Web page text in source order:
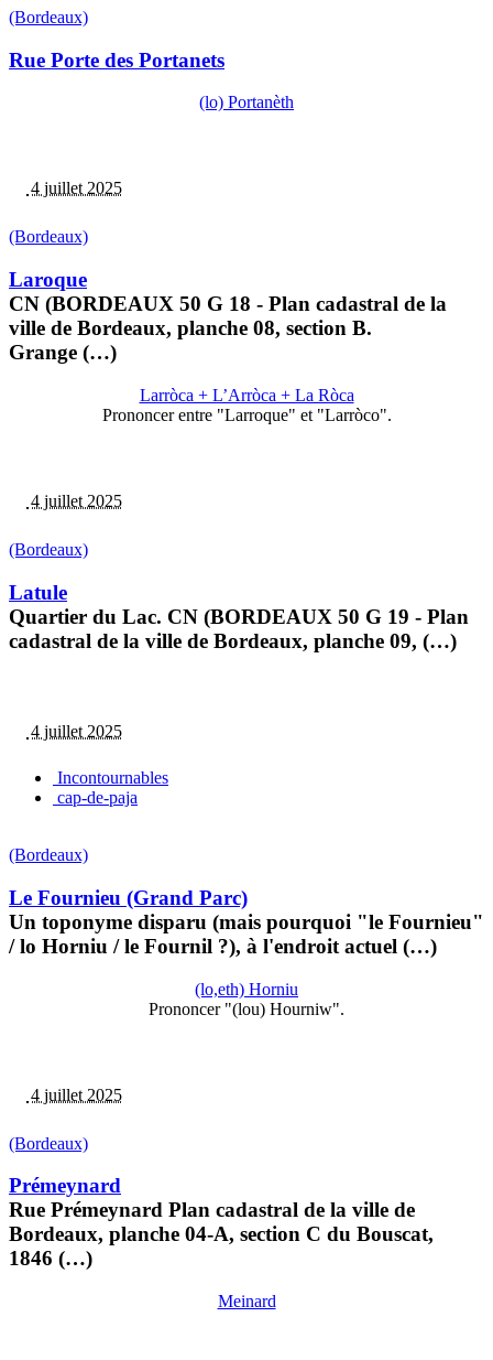
(Bordeaux)
Rue Porte des Portanets
(lo) Portanèth
4 juillet 2025
(Bordeaux)
Laroque
CN (BORDEAUX 50 G 18 - Plan cadastral de la
ville de Bordeaux, planche 08, section B.
Grange (…)
Larròca + L’Arròca + La Ròca
Prononcer entre "Larroque" et "Larròco".
4 juillet 2025
(Bordeaux)
Latule
Quartier du Lac. CN (BORDEAUX 50 G 19 - Plan
cadastral de la ville de Bordeaux, planche 09, (…)
4 juillet 2025
Incontournables
cap-de-paja
(Bordeaux)
Le Fournieu (Grand Parc)
Un toponyme disparu (mais pourquoi "le Fournieu"
/ lo Horniu / le Fournil ?), à l'endroit actuel (…)
(lo,eth) Horniu
Prononcer "(lou) Hourniw".
4 juillet 2025
(Bordeaux)
Prémeynard
Rue Prémeynard Plan cadastral de la ville de
Bordeaux, planche 04-A, section C du Bouscat,
1846 (…)
Meinard